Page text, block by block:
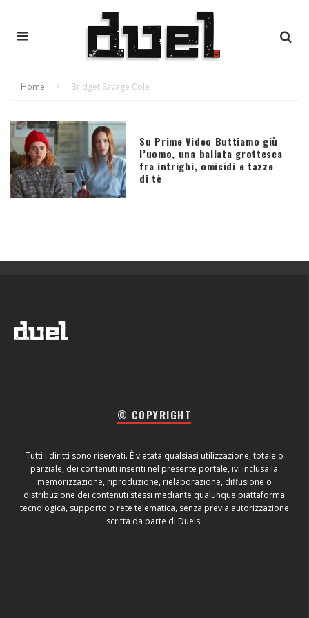
Home Bridget Savage Cole
Su Prime Video Buttiamo giù
l’uomo, una ballata grottesca
fra intrighi, omicidi e tazze
di tè
© COPYRIGHT
Tutti i diritti sono riservati. È vietata qualsiasi utilizzazione, totale o
parziale, dei contenuti inseriti nel presente portale, ivi inclusa la
memorizzazione, riproduzione, rielaborazione, diffusione o
distribuzione dei contenuti stessi mediante qualunque piattaforma
tecnologica, supporto o rete telematica, senza previa autorizzazione
scritta da parte di Duels.